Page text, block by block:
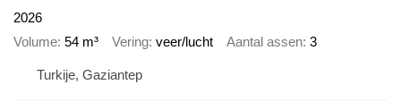
2026
Volume 54 m³ Vering veer/lucht Aantal assen 3
Turkije, Gaziantep